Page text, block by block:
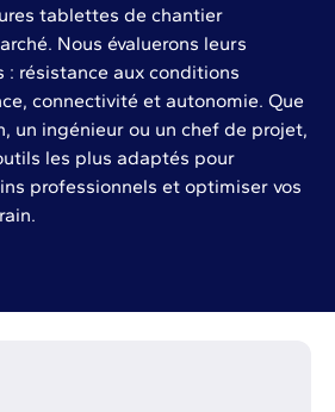
tablettes de chantier
Nous évaluerons leurs
résistance aux conditions
connectivité et autonomie. Que
un ingénieur ou un chef de projet,
les plus adaptés pour
professionnels et optimiser vos